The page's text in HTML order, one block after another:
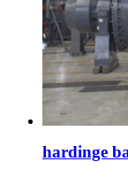
hardinge